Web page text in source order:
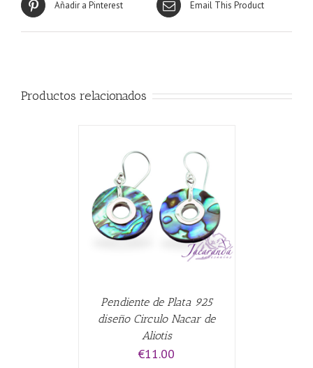
Añadir a Pinterest Email This Product
Productos relacionados
Pendiente de Plata 925
diseño Circulo Nacar de
Aliotis
€11.00